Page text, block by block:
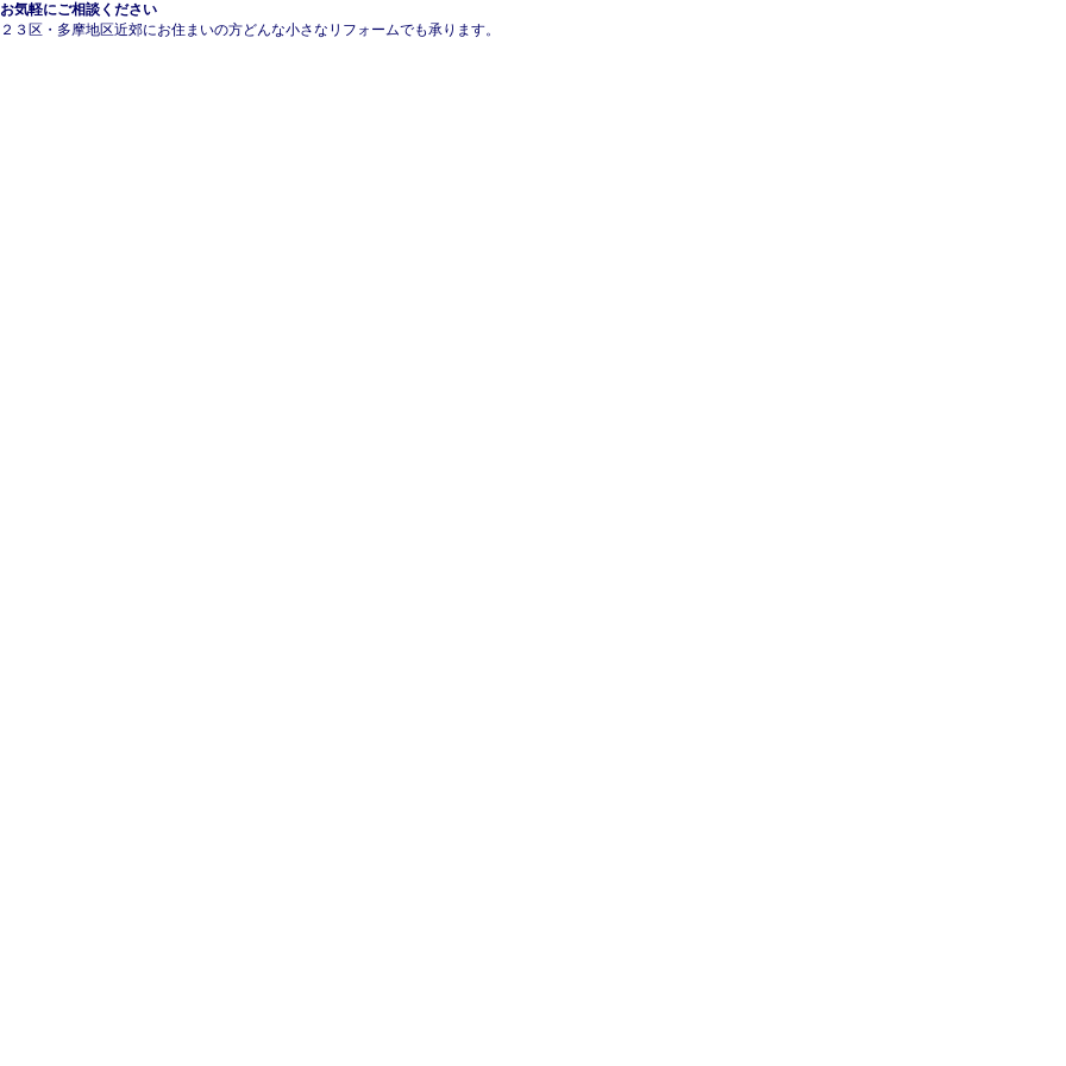
お気軽にご相談ください
２３区・多摩地区近郊にお住まいの方どんな小さなリフォームでも承ります。